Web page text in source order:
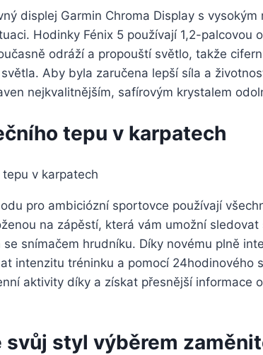
displej Garmin Chroma Display s
Hodinky Fénix 5 používají 1,2-palcovou
odráží a propouští světlo, takže
Aby byla zaručena lepší síla a
nejkvalitnějším, safírovým krystalem
tepu v karpatech
pro ambiciózní sportovce používají
na zápěstí, která vám umožní
snímačem hrudníku. Díky novému plně
intenzitu tréninku a pomocí 24hodinového
aktivity díky a získat přesnější informace
svůj styl výběrem